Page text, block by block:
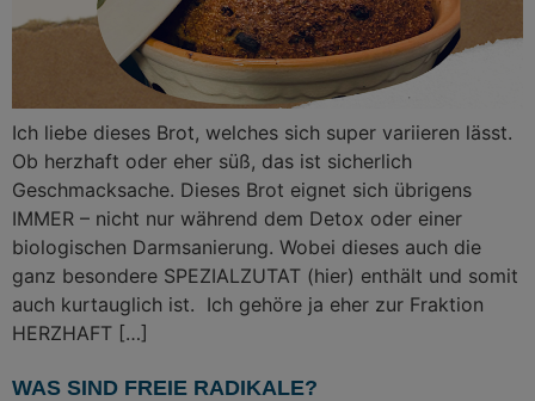
Ich liebe dieses Brot, welches sich super variieren lässt.
Ob herzhaft oder eher süß, das ist sicherlich
Geschmacksache. Dieses Brot eignet sich übrigens
IMMER – nicht nur während dem Detox oder einer
biologischen Darmsanierung. Wobei dieses auch die
ganz besondere SPEZIALZUTAT (hier) enthält und somit
auch kurtauglich ist. Ich gehöre ja eher zur Fraktion
HERZHAFT […]
WAS SIND FREIE RADIKALE?